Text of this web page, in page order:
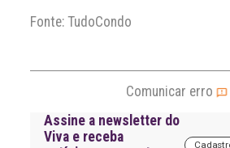
Fonte: TudoCondo
Comunicar erro
Assine a newsletter do
Viva e receba